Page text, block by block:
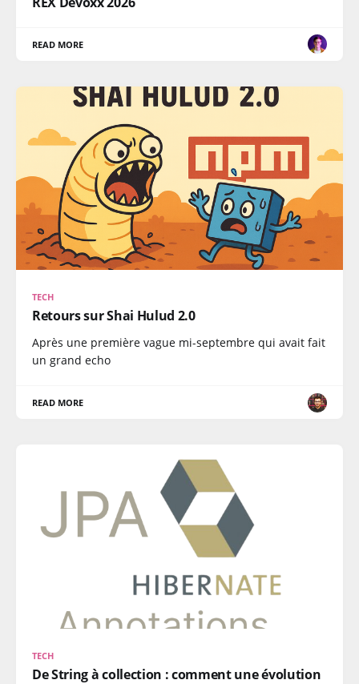
READ MORE
TECH
Retours sur Shai Hulud 2.0
Après une première vague mi-septembre qui avait fait
un grand echo
READ MORE
TECH
De String à collection : comment une évolution